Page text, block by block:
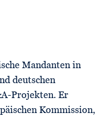
Mandanten in
deutschen
Projekten. Er
Kommission,